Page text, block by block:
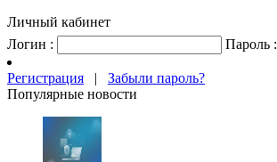
Личный кабинет
Логин :
Пароль :
Регистрация | Забыли пароль?
Популярные новости